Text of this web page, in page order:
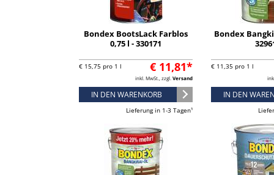
Bondex BootsLack Farblos
0,75 l - 330171
€ 11,81*
€ 15,75 pro 1 l
inkl. MwSt., zzgl. Versand
IN DEN WARENKORB
Lieferung in 1-3 Tagen¹
Bondex
€ 11,35 pro 1 l
IN DEN